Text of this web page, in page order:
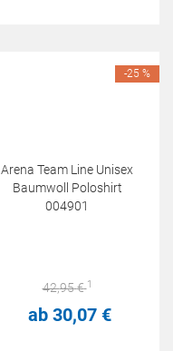
Arena Team Line Unisex
Baumwoll Poloshirt
004901
42,95€ 1
ab 30,07 €
-25 %